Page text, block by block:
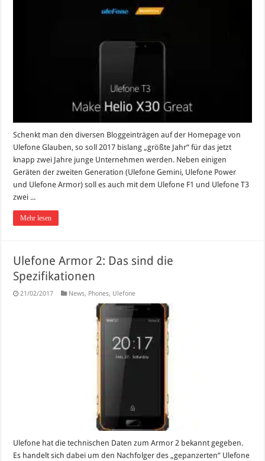
Schenkt man den diversen Bloggeinträgen auf der Homepage von
Ulefone Glauben, so soll 2017 bislang „größte Jahr“ für das jetzt
knapp zwei Jahre junge Unternehmen werden. Neben einigen
Geräten der zweiten Generation (Ulefone Gemini, Ulefone Power
und Ulefone Armor) soll es auch mit dem Ulefone F1 und Ulefone T3
zwei ...
Mehr lesen
Ulefone Armor 2: Das sind die
Spezifikationen
21/02/2017 News, Phones, Ulefone
Ulefone hat die technischen Daten zum Armor 2 bekannt gegeben.
Es handelt sich dabei um den Nachfolger des „gepanzerten“ Ulefone